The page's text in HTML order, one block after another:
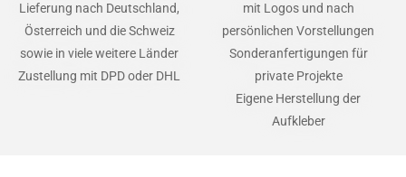
Lieferung nach Deutschland,
Österreich und die Schweiz
sowie in viele weitere Länder
Zustellung mit DPD oder DHL
mit Logos und nach
persönlichen Vorstellungen
Sonderanfertigungen für
private Projekte
Eigene Herstellung der
Aufkleber